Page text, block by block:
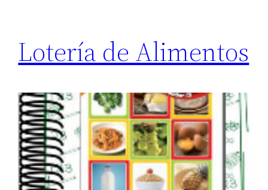
Lotería de Alimentos